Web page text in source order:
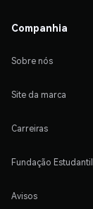
Companhia
Sobre nós
Site da marca
Carreiras
Fundação Estudantil
Avisos